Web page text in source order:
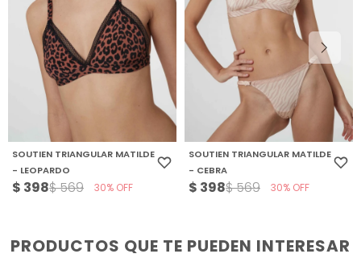
SOUTIEN TRIANGULAR MATILDE
- LEOPARDO
$ 398$569 30
SOUTIEN TRIANGULAR MATILDE
- CEBRA
$ 398$569 30
PRODUCTOS QUE TE PUEDEN INTERESAR